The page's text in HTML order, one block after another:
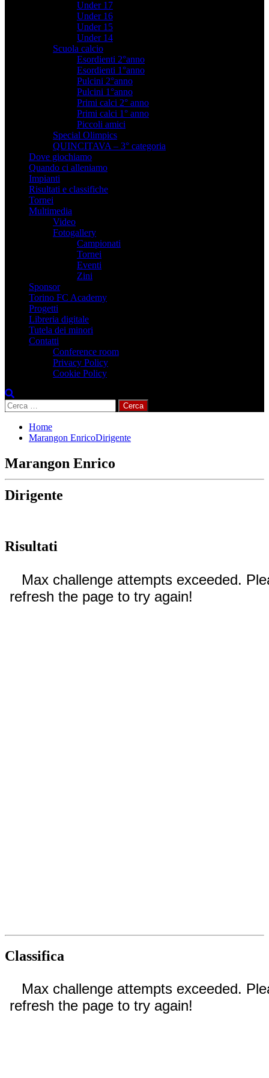
Under 17
Under 16
Under 15
Under 14
Scuola calcio
Esordienti 2°anno
Esordienti 1°anno
Pulcini 2°anno
Pulcini 1°anno
Primi calci 2° anno
Primi calci 1° anno
Piccoli amici
Special Olimpics
QUINCITAVA – 3° categoria
Dove giochiamo
Quando ci alleniamo
Impianti
Risultati e classifiche
Tornei
Multimedia
Video
Fotogallery
Campionati
Tornei
Eventi
Zini
Sponsor
Torino FC Academy
Progetti
Libreria digitale
Tutela dei minori
Contatti
Conference room
Privacy Policy
Cookie Policy
Ricerca
per:
Home
Marangon EnricoDirigente
Marangon Enrico
Dirigente
Risultati
Classifica